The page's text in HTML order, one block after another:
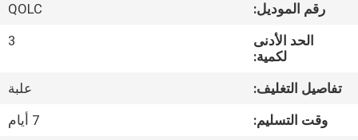
جولة
في
المعمل
رقم الموديل:
QOLC
الحد الأدنى
لكمية:
3
تفاصيل التغليف:
علبة
وقت التسليم:
7 أيام